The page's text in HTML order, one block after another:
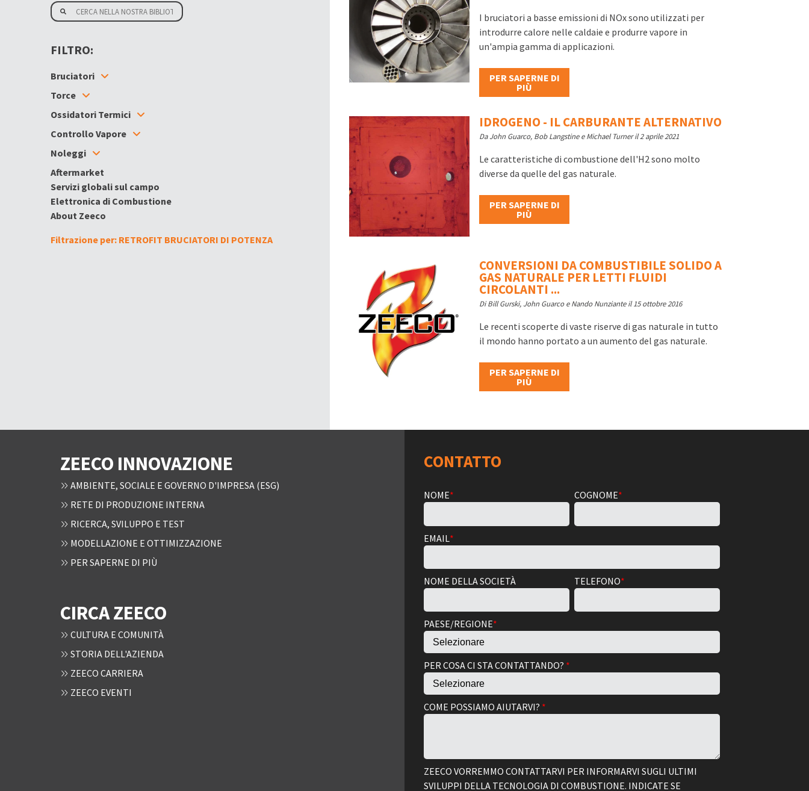
FILTRO:
Bruciatori
Torce
Ossidatori Termici
Controllo Vapore
Noleggi
Aftermarket
Servizi globali sul campo
Elettronica di Combustione
About Zeeco
Filtrazione per: RETROFIT BRUCIATORI DI POTENZA
I bruciatori a basse emissioni di NOx sono utilizzati per
introdurre calore nelle caldaie e produrre vapore in
un'ampia gamma di applicazioni.
PER SAPERNE DI
PIÙ
IDROGENO - IL CARBURANTE ALTERNATIVO
Da John Guarco, Bob Langstine e Michael Turner il 2 aprile 2021
Le caratteristiche di combustione dell'H2 sono molto
diverse da quelle del gas naturale.
PER SAPERNE DI
PIÙ
CONVERSIONI DA COMBUSTIBILE SOLIDO A
GAS NATURALE PER LETTI FLUIDI
CIRCOLANTI ...
Di Bill Gurski, John Guarco e Nando Nunziante il 15 ottobre 2016
Le recenti scoperte di vaste riserve di gas naturale in tutto
il mondo hanno portato a un aumento del gas naturale.
PER SAPERNE DI
PIÙ
ZEECO INNOVAZIONE
AMBIENTE, SOCIALE E GOVERNO D'IMPRESA (ESG)
RETE DI PRODUZIONE INTERNA
RICERCA, SVILUPPO E TEST
MODELLAZIONE E OTTIMIZZAZIONE
PER SAPERNE DI PIÙ
CIRCA ZEECO
CULTURA E COMUNITÀ
STORIA DELL'AZIENDA
ZEECO CARRIERA
ZEECO EVENTI
CONTATTO
NOME* COGNOME*
EMAIL*
NOME DELLA SOCIETÀ TELEFONO*
PAESE/REGIONE*
PER COSA CI STA CONTATTANDO? *
COME POSSIAMO AIUTARVI? *
ZEECO VORREMMO CONTATTARVI PER INFORMARVI SUGLI ULTIMI
SVILUPPI DELLA TECNOLOGIA DI COMBUSTIONE. INDICATE SE